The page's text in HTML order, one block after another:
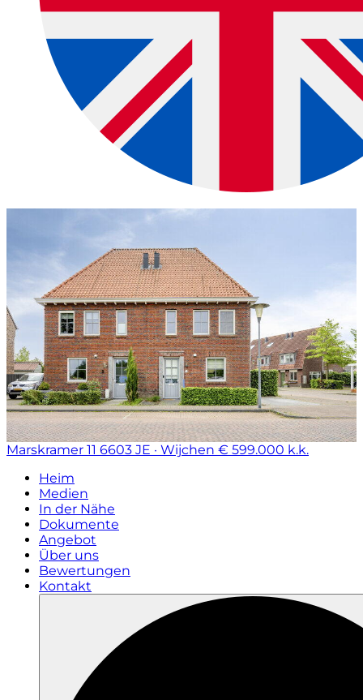
Marskramer 11 6603 JE · Wijchen € 599.000 k.k.
Heim
Medien
In der Nähe
Dokumente
Angebot
Über uns
Bewertungen
Kontakt